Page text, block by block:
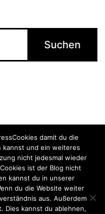
damit du die
kannst und ein weiteres
nicht jedesmal wieder
ist der Blog nicht
kannst du in unserer
du die Website weiter
aus. Außerdem
Dies kannst du ablehnen,